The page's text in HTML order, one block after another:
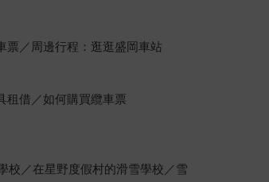
票／周邊行程：逛逛盛岡車站
租借／如何購買纜車票
校／在星野度假村的滑雪學校／雪